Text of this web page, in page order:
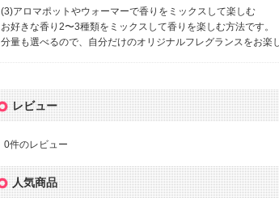
(3)アロマポットやウォーマーで香りをミックスして楽しむ
お好きな香り2〜3種類をミックスして香りを楽しむ方法です。
分量も選べるので、自分だけのオリジナルフレグランスをお楽
レビュー
0件のレビュー
人気商品